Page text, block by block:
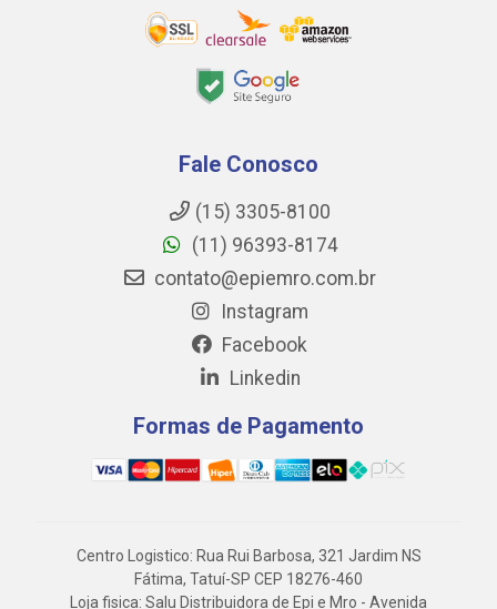
Fale Conosco
(15) 3305-8100
(11) 96393-8174
contato@epiemro.com.br
Instagram
Facebook
Linkedin
Formas de Pagamento
Centro Logistico: Rua Rui Barbosa, 321 Jardim NS
Fátima, Tatuí-SP CEP 18276-460
Loja fisica: Salu Distribuidora de Epi e Mro - Avenida